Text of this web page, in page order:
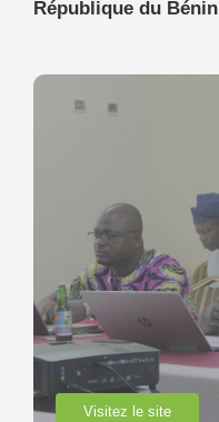
République du Bénin
Visitez le site